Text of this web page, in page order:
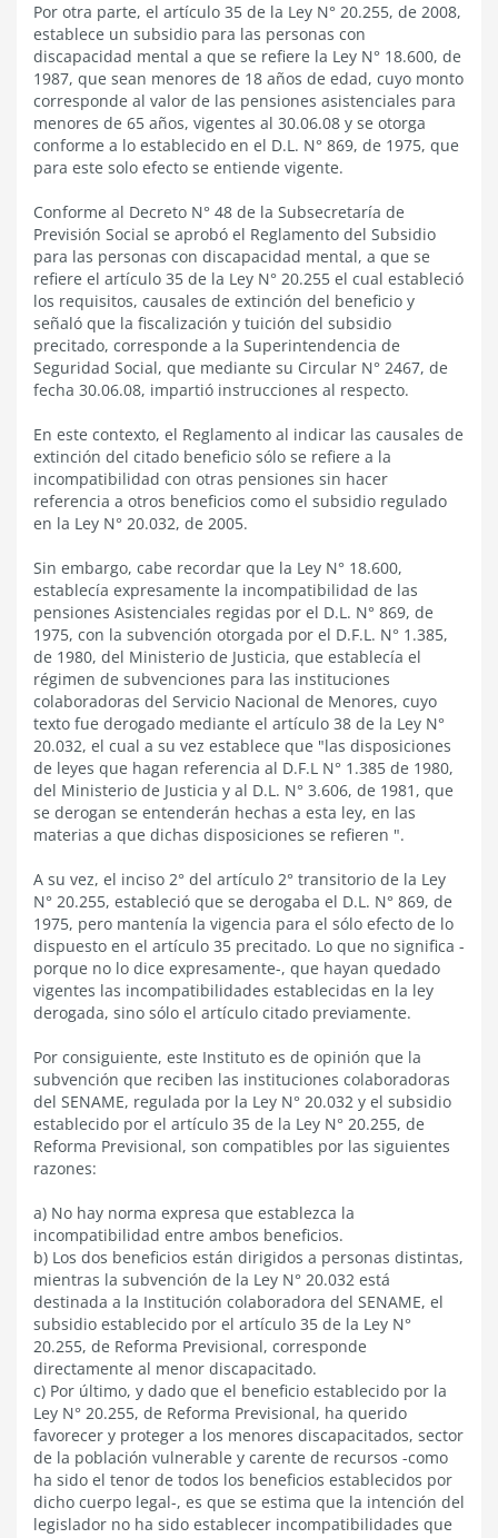
Por otra parte, el artículo 35 de la Ley N° 20.255, de 2008,
establece un subsidio para las personas con
discapacidad mental a que se refiere la Ley N° 18.600, de
1987, que sean menores de 18 años de edad, cuyo monto
corresponde al valor de las pensiones asistenciales para
menores de 65 años, vigentes al 30.06.08 y se otorga
conforme a lo establecido en el D.L. N° 869, de 1975, que
para este solo efecto se entiende vigente.
Conforme al Decreto N° 48 de la Subsecretaría de
Previsión Social se aprobó el Reglamento del Subsidio
para las personas con discapacidad mental, a que se
refiere el artículo 35 de la Ley N° 20.255 el cual estableció
los requisitos, causales de extinción del beneficio y
señaló que la fiscalización y tuición del subsidio
precitado, corresponde a la Superintendencia de
Seguridad Social, que mediante su Circular N° 2467, de
fecha 30.06.08, impartió instrucciones al respecto.
En este contexto, el Reglamento al indicar las causales de
extinción del citado beneficio sólo se refiere a la
incompatibilidad con otras pensiones sin hacer
referencia a otros beneficios como el subsidio regulado
en la Ley N° 20.032, de 2005.
Sin embargo, cabe recordar que la Ley N° 18.600,
establecía expresamente la incompatibilidad de las
pensiones Asistenciales regidas por el D.L. N° 869, de
1975, con la subvención otorgada por el D.F.L. N° 1.385,
de 1980, del Ministerio de Justicia, que establecía el
régimen de subvenciones para las instituciones
colaboradoras del Servicio Nacional de Menores, cuyo
texto fue derogado mediante el artículo 38 de la Ley N°
20.032, el cual a su vez establece que "las disposiciones
de leyes que hagan referencia al D.F.L N° 1.385 de 1980,
del Ministerio de Justicia y al D.L. N° 3.606, de 1981, que
se derogan se entenderán hechas a esta ley, en las
materias a que dichas disposiciones se refieren ".
A su vez, el inciso 2° del artículo 2° transitorio de la Ley
N° 20.255, estableció que se derogaba el D.L. N° 869, de
1975, pero mantenía la vigencia para el sólo efecto de lo
dispuesto en el artículo 35 precitado. Lo que no significa -
porque no lo dice expresamente-, que hayan quedado
vigentes las incompatibilidades establecidas en la ley
derogada, sino sólo el artículo citado previamente.
Por consiguiente, este Instituto es de opinión que la
subvención que reciben las instituciones colaboradoras
del SENAME, regulada por la Ley N° 20.032 y el subsidio
establecido por el artículo 35 de la Ley N° 20.255, de
Reforma Previsional, son compatibles por las siguientes
razones:
a) No hay norma expresa que establezca la
incompatibilidad entre ambos beneficios.
b) Los dos beneficios están dirigidos a personas distintas,
mientras la subvención de la Ley N° 20.032 está
destinada a la Institución colaboradora del SENAME, el
subsidio establecido por el artículo 35 de la Ley N°
20.255, de Reforma Previsional, corresponde
directamente al menor discapacitado.
c) Por último, y dado que el beneficio establecido por la
Ley N° 20.255, de Reforma Previsional, ha querido
favorecer y proteger a los menores discapacitados, sector
de la población vulnerable y carente de recursos -como
ha sido el tenor de todos los beneficios establecidos por
dicho cuerpo legal-, es que se estima que la intención del
legislador no ha sido establecer incompatibilidades que